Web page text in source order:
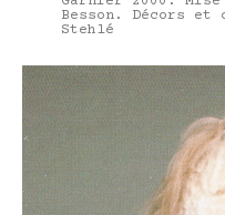
Besson. Décors et
Stehlé